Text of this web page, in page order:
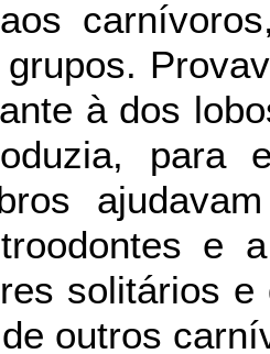
à dos
para
e
solitários
outros